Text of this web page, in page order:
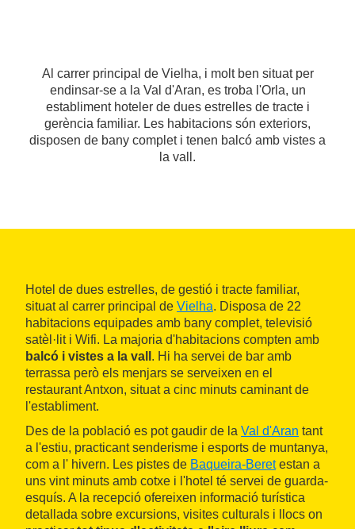
Al carrer principal de Vielha, i molt ben situat per
endinsar-se a la Val d'Aran, es troba l'Orla, un
establiment hoteler de dues estrelles de tracte i
gerència familiar. Les habitacions són exteriors,
disposen de bany complet i tenen balcó amb vistes a
la vall.
Hotel de dues estrelles, de gestió i tracte familiar,
situat al carrer principal de Vielha. Disposa de 22
habitacions equipades amb bany complet, televisió
satèl·lit i Wifi. La majoria d'habitacions compten amb
balcó i vistes a la vall . Hi ha servei de bar amb
terrassa però els menjars se serveixen en el
restaurant Antxon, situat a cinc minuts caminant de
l'establiment.
Des de la població es pot gaudir de la Val d'Aran tant
a l'estiu, practicant senderisme i esports de muntanya,
com a l' hivern. Les pistes de Baqueira-Beretestan a
uns vint minuts amb cotxe i l'hotel té servei de guarda-
esquís. A la recepció ofereixen informació turística
detallada sobre excursions, visites culturals i llocs on